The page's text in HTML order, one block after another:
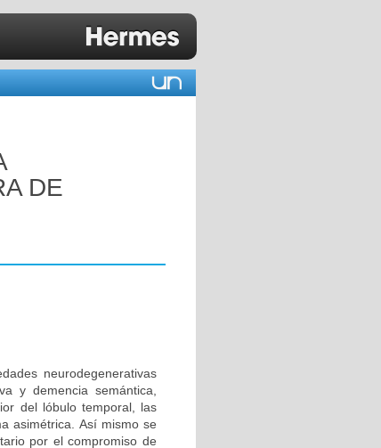
DE
neurodegenerativas
y demencia semántica,
del lóbulo temporal, las
asimétrica. Así mismo se
por el compromiso de